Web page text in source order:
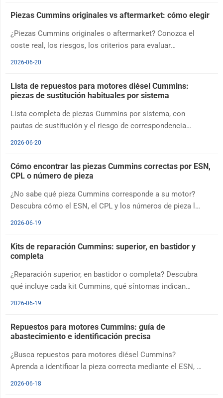
Piezas Cummins originales vs aftermarket: cómo elegir
¿Piezas Cummins originales o aftermarket? Conozca el
coste real, los riesgos, los criterios para evaluar
2026-06-20
Lista de repuestos para motores diésel Cummins:
piezas de sustitución habituales por sistema
Lista completa de piezas Cummins por sistema, con
pautas de sustitución y el riesgo de correspondencia
2026-06-20
Cómo encontrar las piezas Cummins correctas por ESN,
CPL o número de pieza
¿No sabe qué pieza Cummins corresponde a su motor?
Descubra cómo el ESN, el CPL y los números de pieza le
2026-06-19
Kits de reparación Cummins: superior, en bastidor y
completa
¿Reparación superior, en bastidor o completa? Descubra
qué incluye cada kit Cummins, qué síntomas indican
2026-06-19
Repuestos para motores Cummins: guía de
abastecimiento e identificación precisa
¿Busca repuestos para motores diésel Cummins?
Aprenda a identificar la pieza correcta mediante el ESN, el
2026-06-18